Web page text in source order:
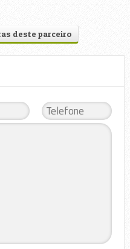
deste parceiro